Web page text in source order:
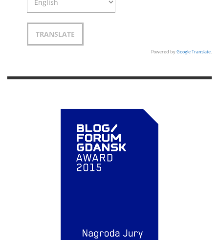
Powered byGoogle Translate.